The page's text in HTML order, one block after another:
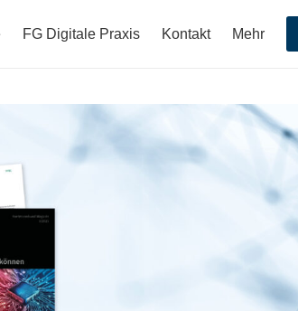
FG Digitale Praxis Kontakt Mehr